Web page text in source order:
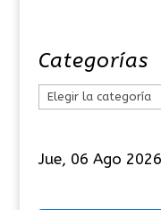
Categorías
e
Jue, 06 Ago